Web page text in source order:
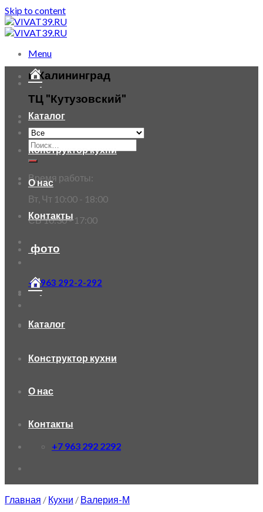
Skip to content
Menu
г. Калининград
ТЦ "Кутузовский"
Время работы:
Вт, Чт 10:00 - 18:00
СБ 10:30 - 17:00
+7 963 292-2-292
Каталог
Конструктор кухни
О нас
Контакты
фото
Каталог
Конструктор кухни
О нас
Контакты
+7 963 292 2292
Главная / Кухни / Валерия-М